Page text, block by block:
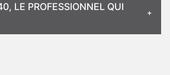
LE PROFESSIONNEL QUI